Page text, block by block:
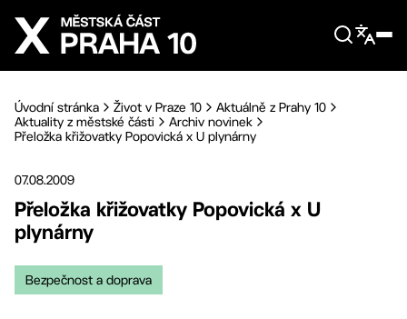
Přejít na hlavní obsah
Úvodní stránka Život v Praze 10
Aktuálně z Prahy 10
Aktuality z městské části
Archiv novinek
Přeložka křižovatky Popovická x U plynárny
07.08.2009
Přeložka křižovatky Popovická x U
plynárny
Bezpečnost a doprava